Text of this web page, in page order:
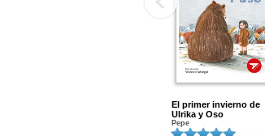
El primer invierno de
Ulrika y Oso
Pepe